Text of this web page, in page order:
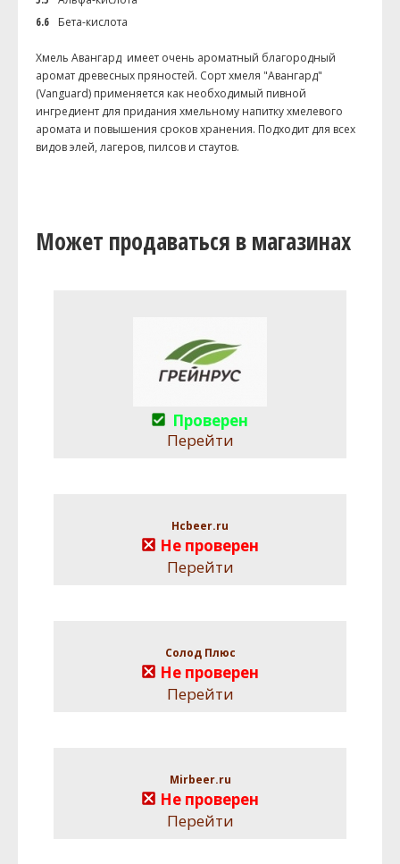
6.6
Бета-кислота
Хмель Авангард имеет очень ароматный благородный
аромат древесных пряностей. Сорт хмеля "Авангард"
(Vanguard) применяется как необходимый пивной
ингредиент для придания хмельному напитку хмелевого
аромата и повышения сроков хранения. Подходит для всех
видов элей, лагеров, пилсов и стаутов.
Может продаваться в магазинах
Проверен
Перейти
Hcbeer.ru
Не проверен
Перейти
Солод Плюс
Не проверен
Перейти
Mirbeer.ru
Не проверен
Перейти